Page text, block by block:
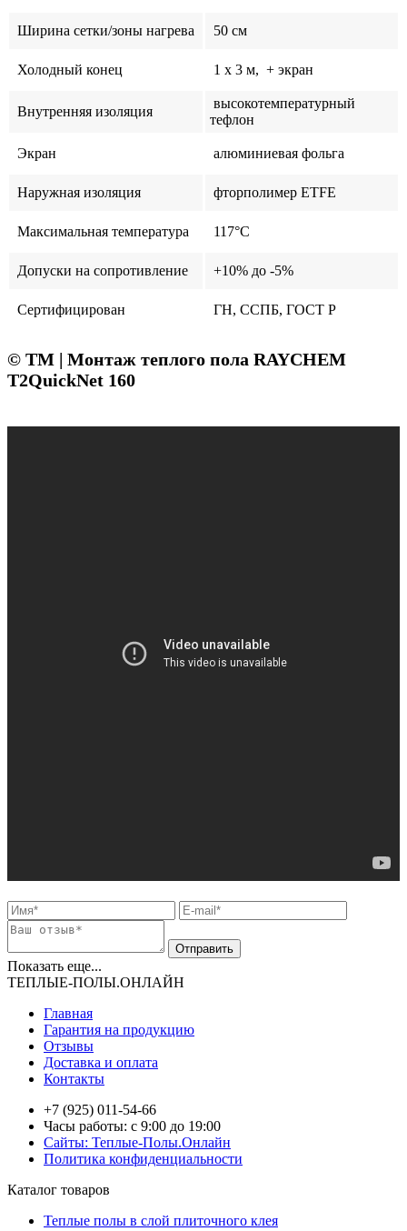
Ширина сетки/зоны нагрева 50 см
Холодный конец 1 x 3 м, + экран
Внутренняя изоляция
высокотемпературный
тефлон
Экран алюминиевая фольга
Наружная изоляция фторполимер ETFE
Максимальная температура 117°C
Допуски на сопротивление +10% до -5%
Сертифицирован ГН, ССПБ, ГОСТ Р
© ТМ | Монтаж теплого пола RAYCHEM
T2QuickNet 160
Показать еще...
ТЕПЛЫЕ-ПОЛЫ.ОНЛАЙН
Главная
Гарантия на продукцию
Отзывы
Доставка и оплата
Контакты
+7 (925) 011-54-66
Часы работы: с 9:00 до 19:00
Сайты: Теплые-Полы.Онлайн
Политика конфиденциальности
Каталог товаров
Теплые полы в слой плиточного клея